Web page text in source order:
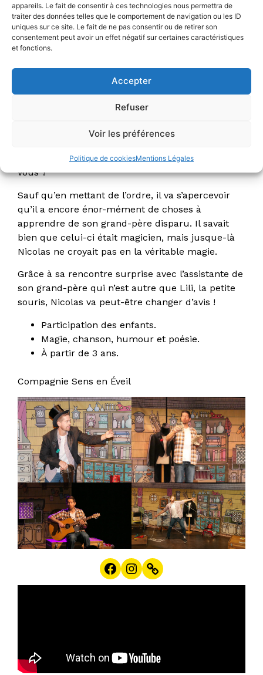
appareils. Le fait de consentir à ces technologies nous permettra de
traiter des données telles que le comportement de navigation ou les ID
uniques sur ce site. Le fait de ne pas consentir ou de retirer son
consentement peut avoir un effet négatif sur certaines caractéristiques
et fonctions.
Accepter
Refuser
Voir les préférences
Politique de cookiesMentions Légales
10H10
Le Grenier Magique de
Lili
ranger son grenier. Pas très amusant me direz-
vous ?
Sauf qu’en mettant de l’ordre, il va s’apercevoir
qu’il a encore énor-mément de choses à
apprendre de son grand-père disparu. Il savait
bien que celui-ci était magicien, mais jusque-là
Nicolas ne croyait pas en la véritable magie.
Grâce à sa rencontre surprise avec l’assistante de
son grand-père qui n’est autre que Lili, la petite
souris, Nicolas va peut-être changer d’avis !
Participation des enfants.
Magie, chanson, humour et poésie.
À partir de 3 ans.
Compagnie Sens en Éveil